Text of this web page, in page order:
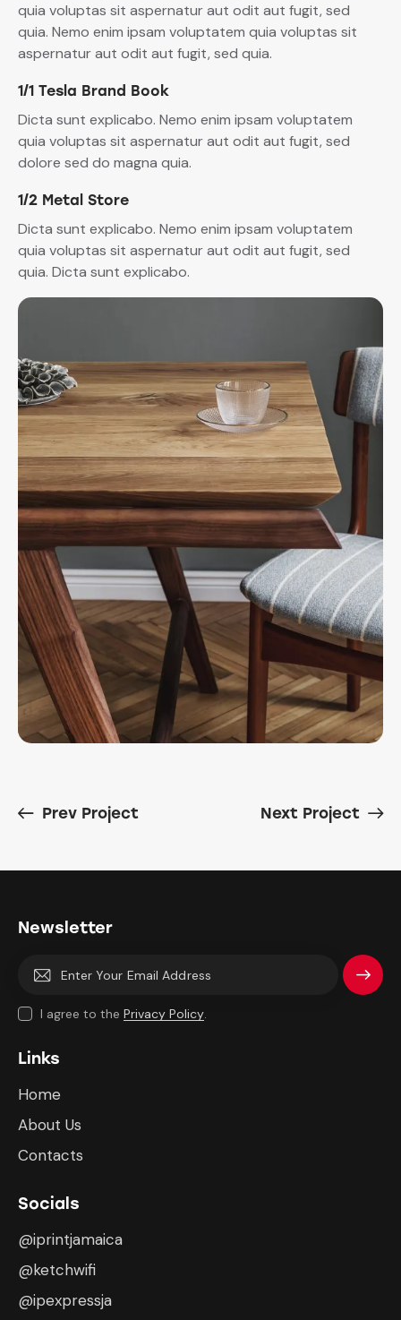
quia voluptas sit aspernatur aut odit aut fugit, sed
quia. Nemo enim ipsam voluptatem quia voluptas sit
aspernatur aut odit aut fugit, sed quia.
1/1 Tesla Brand Book
Dicta sunt explicabo. Nemo enim ipsam voluptatem
quia voluptas sit aspernatur aut odit aut fugit, sed
dolore sed do magna quia.
1/2 Metal Store
Dicta sunt explicabo. Nemo enim ipsam voluptatem
quia voluptas sit aspernatur aut odit aut fugit, sed
quia. Dicta sunt explicabo.
Prev Project Next Project
Newsletter
Subscri
I agree to the Privacy Policy.
Links
Home
About Us
Contacts
Socials
@iprintjamaica
@ketchwifi
@ipexpressja